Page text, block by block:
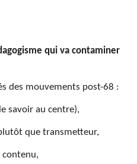
qui va contaminer
des mouvements post-68 :
savoir au centre),
que transmetteur,
contenu,